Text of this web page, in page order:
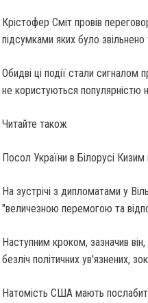
Крістофер Сміт провів
підсумками яких було
Обидві ці події стали сигналом
не користуються популярністю
Читайте також
Посол України в Білорусі Кизим
На зустрічі з дипломатами у
"величезною перемогою та
Наступним кроком, зазначив
безліч політичних ув'язнених,
Натомість США мають